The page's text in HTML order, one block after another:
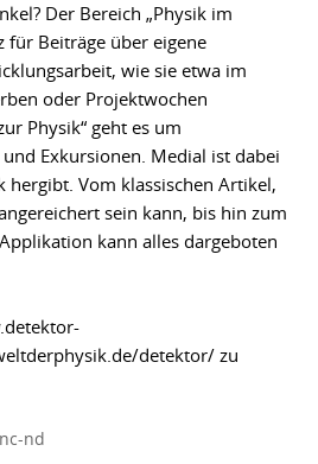
Der Bereich „Physik im
für Beiträge über eigene
wie sie etwa im
oder Projektwochen
Physik“ geht es um
Exkursionen. Medial ist dabei
hergibt. Vom klassischen Artikel,
sein kann, bis hin zum
kann alles dargeboten
detektor/ zu
nd